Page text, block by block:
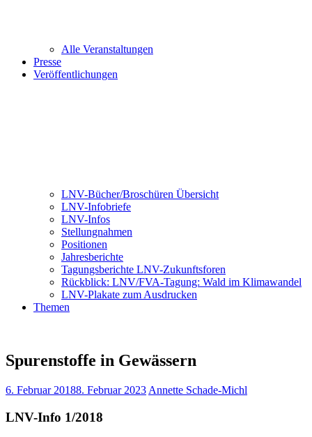
Alle Veranstaltungen
Presse
Veröffentlichungen
LNV-Bücher/Broschüren Übersicht
LNV-Infobriefe
LNV-Infos
Stellungnahmen
Positionen
Jahresberichte
Tagungsberichte LNV-Zukunftsforen
Rückblick: LNV/FVA-Tagung: Wald im Klimawandel
LNV-Plakate zum Ausdrucken
Themen
Spurenstoffe in Gewässern
6. Februar 20188. Februar 2023 Annette Schade-Michl
LNV-Info 1/2018